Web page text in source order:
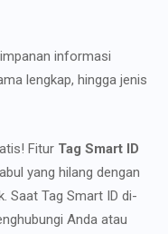
informasi
lengkap, hingga jenis
Fitur Tag Smart ID
yang hilang dengan
Saat Tag Smart ID di-
Anda atau